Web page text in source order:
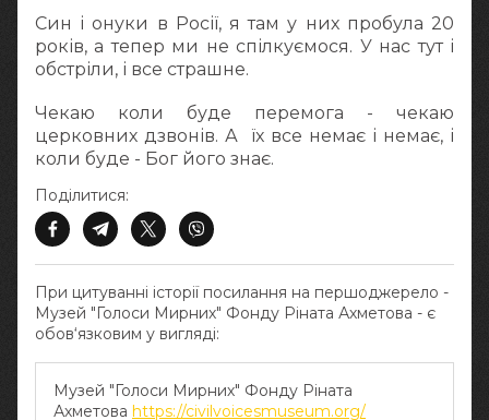
Син і онуки в Росії, я там у них пробула 20
років, а тепер ми не спілкуємося. У нас тут і
обстріли, і все страшне.
Чекаю коли буде перемога - чекаю
церковних дзвонів. А їх все немає і немає, і
коли буде - Бог його знає.
При цитуванні історії посилання на першоджерело -
Музей "Голоси Мирних" Фонду Ріната Ахметова - є
обов‘язковим у вигляді:
Музей "Голоси Мирних" Фонду Ріната
Ахметова https://civilvoicesmuseum.org/
Поділитися: